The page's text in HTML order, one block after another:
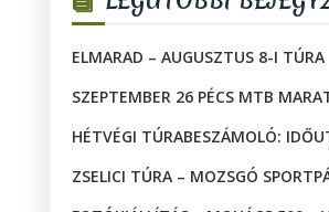
ELMARAD – AUGUSZTUS 8-I TÚRA
SZEPTEMBER 26 PÉCS MTB
HÉTVÉGI TÚRABESZÁMOLÓ:
ZSELICI TÚRA – MOZSGÓ